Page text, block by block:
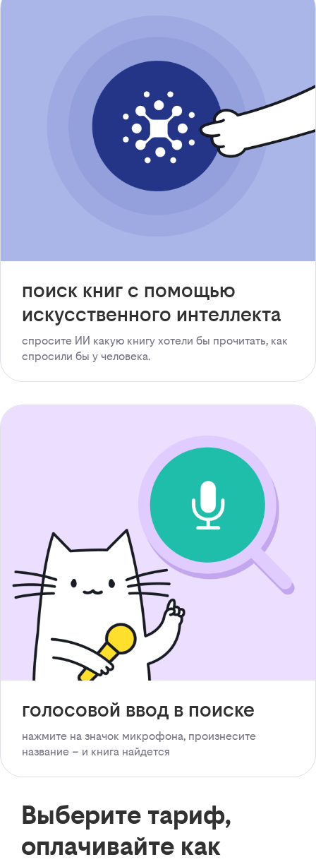
поиск книг с помощью
искусственного интеллекта
спросите ИИ какую книгу хотели бы прочитать, как
спросили бы у человека.
голосовой ввод в поиске
нажмите на значок микрофона, произнесите
название – и книга найдется
Выберите тариф,
оплачивайте как